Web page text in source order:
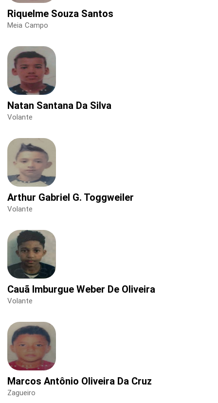
Riquelme Souza Santos
Meia Campo
Natan Santana Da Silva
Volante
Arthur Gabriel G. Toggweiler
Volante
Cauã Imburgue Weber De Oliveira
Volante
Marcos Antônio Oliveira Da Cruz
Zagueiro